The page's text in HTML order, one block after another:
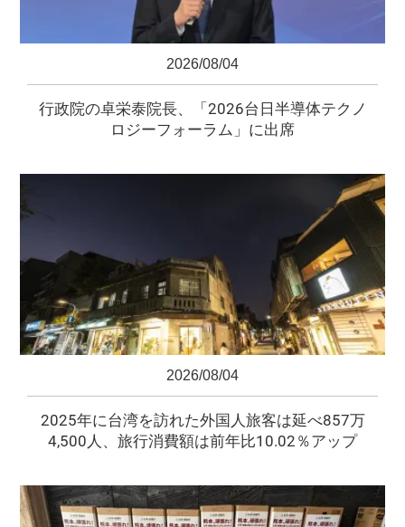
2026/08/04
行政院の卓栄泰院長、「2026台日半導体テクノ
ロジーフォーラム」に出席
2026/08/04
2025年に台湾を訪れた外国人旅客は延べ857万
4,500人、旅行消費額は前年比10.02％アップ